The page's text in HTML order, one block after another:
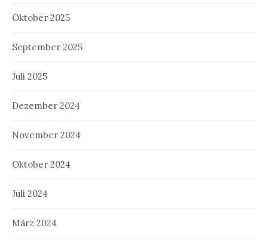
Oktober 2025
September 2025
Juli 2025
Dezember 2024
November 2024
Oktober 2024
Juli 2024
März 2024